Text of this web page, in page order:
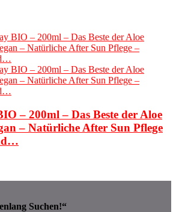
– 200ml – Das Beste der Aloe
– Natürliche After Sun Pflege
Suchen!“